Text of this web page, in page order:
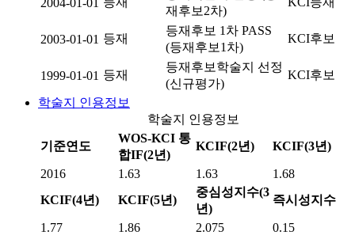
2004-01-01
재후보2차)
2003-01-01 등재
등재후보 1차 PASS
(등재후보1차)
KCI후보
1999-01-01 등재
등재후보학술지 선정
(신규평가)
KCI후보
학술지 인용정보
학술지 인용정보
기준연도
WOS-KCI 통
합IF(2년)
KCIF(2년) KCIF(3년)
2016 1.63 1.63
1.68
KCIF(4년)
KCIF(5년)
중심성지수(3
년)
즉시성지수
1.77 1.86 2.075 0.15